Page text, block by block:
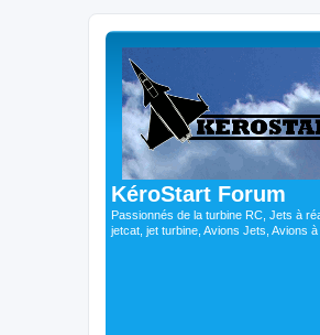
KéroStart Forum
Passionnés de la turbine RC, Jets à
jetcat, jet turbine, Avions Jets, Avions